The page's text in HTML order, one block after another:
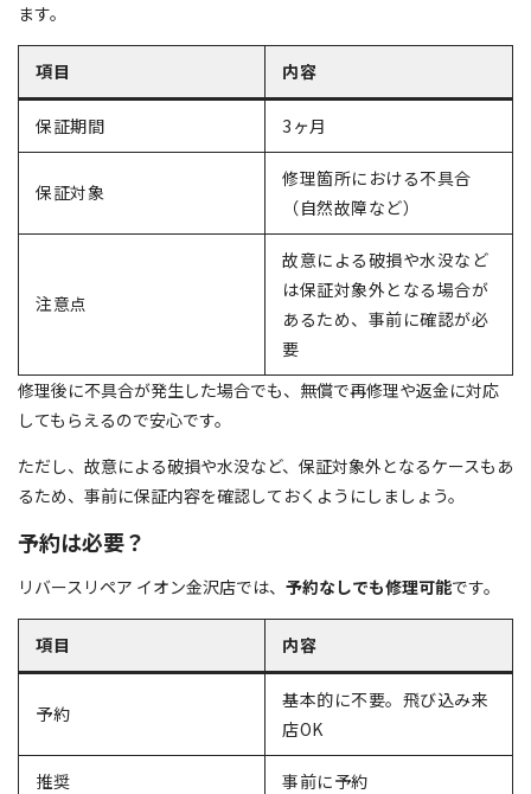
ます。
項目 内容
保証期間 3ヶ月
保証対象
修理箇所における不具合
（自然故障など）
注意点
故意による破損や水没など
は保証対象外となる場合が
あるため、事前に確認が必
要
修理後に不具合が発生した場合でも、無償で再修理や返金に対応
してもらえるので安心です。
ただし、故意による破損や水没など、保証対象外となるケースもあ
るため、事前に保証内容を確認しておくようにしましょう。
予約は必要？
リバースリペア イオン金沢店では、 予約なしでも修理可能です。
項目 内容
予約
基本的に不要。飛び込み来
店OK
推奨 事前に予約